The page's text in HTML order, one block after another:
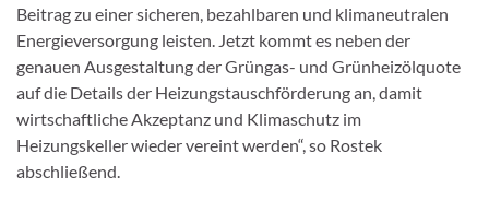
Beitrag zu einer sicheren, bezahlbaren und klimaneutralen
Energieversorgung leisten. Jetzt kommt es neben der
genauen Ausgestaltung der Grüngas- und Grünheizölquote
auf die Details der Heizungstauschförderung an, damit
wirtschaftliche Akzeptanz und Klimaschutz im
Heizungskeller wieder vereint werden“, so Rostek
abschließend.